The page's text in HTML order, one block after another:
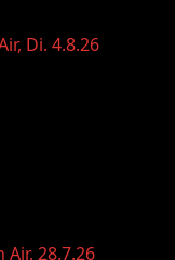
Di. 4.8.26
28.7.26